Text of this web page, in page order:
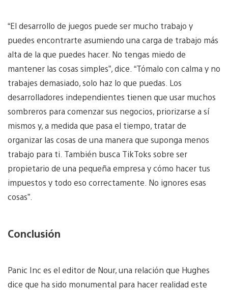
“El desarrollo de juegos puede ser mucho trabajo y
puedes encontrarte asumiendo una carga de trabajo más
alta de la que puedes hacer. No tengas miedo de
mantener las cosas simples”, dice. “Tómalo con calma y no
trabajes demasiado, solo haz lo que puedas. Los
desarrolladores independientes tienen que usar muchos
sombreros para comenzar sus negocios, priorizarse a sí
mismos y, a medida que pasa el tiempo, tratar de
organizar las cosas de una manera que suponga menos
trabajo para ti. También busca TikToks sobre ser
propietario de una pequeña empresa y cómo hacer tus
impuestos y todo eso correctamente. No ignores esas
cosas”.
Conclusión
Panic Inc es el editor de Nour, una relación que Hughes
dice que ha sido monumental para hacer realidad este